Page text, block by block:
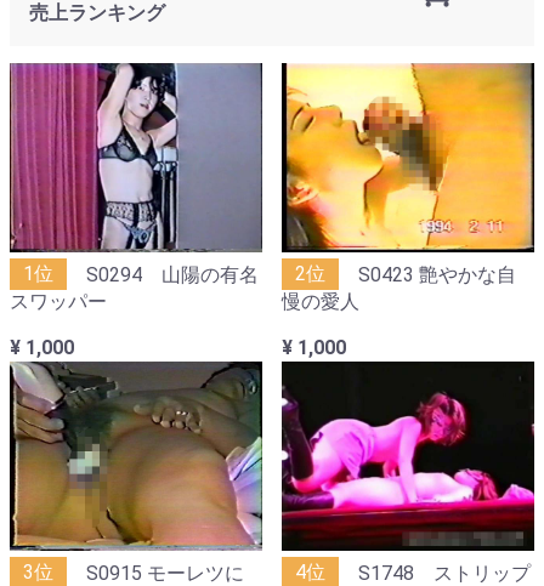
売上ランキング
1位
S0294 山陽の有名
スワッパー
¥ 1,000
2位
S0423 艶やかな自
慢の愛人
¥ 1,000
3位
S0915 モーレツに
4位
S1748 ストリップ